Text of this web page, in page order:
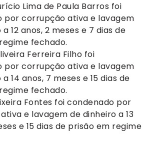
Lima de Paula Barros foi
por corrupção ativa e lavagem
12 anos, 2 meses e 7 dias de
fechado.
Ferreira Filho foi
por corrupção ativa e lavagem
14 anos, 7 meses e 15 dias de
fechado.
Fontes foi condenado por
e lavagem de dinheiro a 13
e 15 dias de prisão em regime